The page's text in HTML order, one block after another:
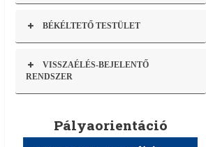
BÉKÉLTETŐ TESTÜLET
VISSZAÉLÉS-BEJELENTŐ
RENDSZER
Pályaorientáció